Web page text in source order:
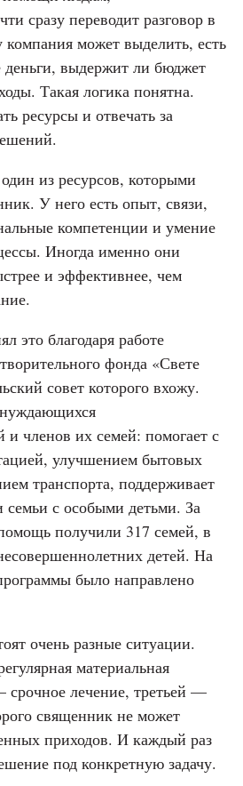
Полкан
директор маркетингового
Demis Group
помощи людям,
сразу переводит разговор в
может выделить, есть
выдержит ли бюджет
Такая логика понятна.
ресурсы и отвечать за
из ресурсов, которыми
У него есть опыт, связи,
компетенции и умение
Иногда именно они
и эффективнее, чем
это благодаря работе
фонда «Свете
совет которого вхожу.
улучшением бытовых
транспорта, поддерживает
семьи с особыми детьми. За
получили 317 семей, в
детей. На
было направлено